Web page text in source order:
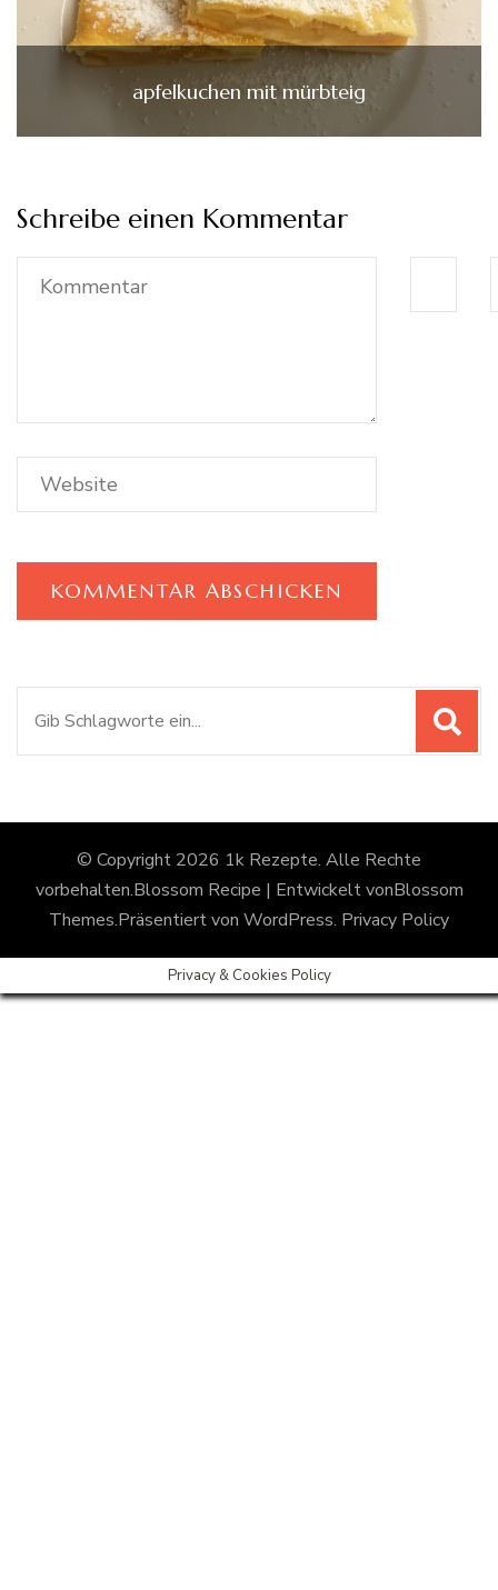
apfelkuchen mit mürbteig
Schreibe einen Kommentar
© Copyright 2026 1k Rezepte. Alle Rechte
vorbehalten.Blossom Recipe | Entwickelt vonBlossom
Themes.Präsentiert von WordPress. Privacy Policy
Privacy & Cookies Policy